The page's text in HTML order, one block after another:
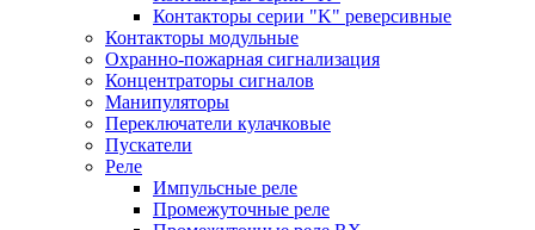
Контакторы серии "K" реверсивные
Контакторы модульные
Охранно-пожарная сигнализация
Концентраторы сигналов
Манипуляторы
Переключатели кулачковые
Пускатели
Реле
Импульсные реле
Промежуточные реле